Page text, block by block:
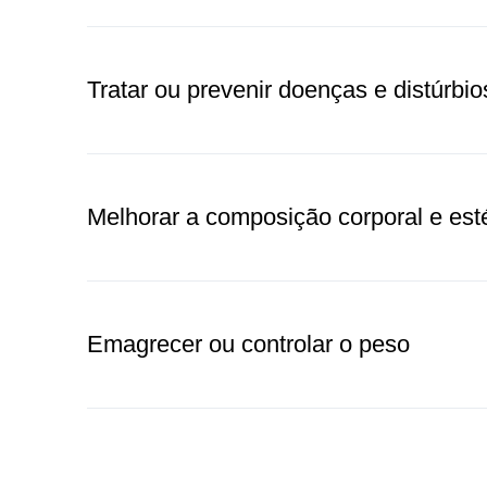
Tratar ou prevenir doenças e
Melhorar a composição corporal e
Emagrecer ou controlar o peso